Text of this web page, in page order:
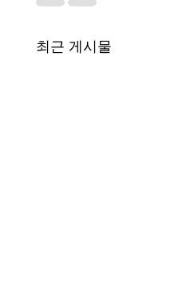
최근 게시물